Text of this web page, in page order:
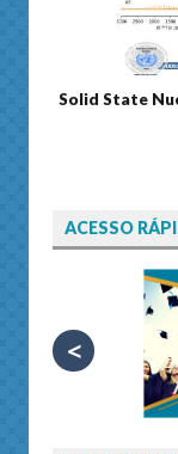
Solid State
ACESSO
<